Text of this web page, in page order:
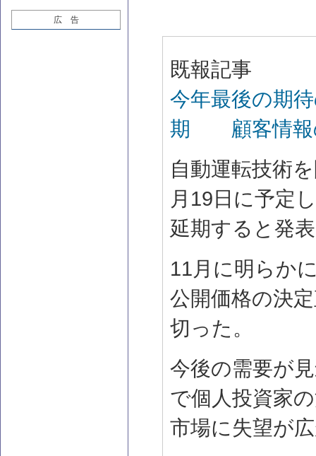
広 告
既報記事
今年最後の期
期 顧客情報
自動運転技術
月19日に予定
延期すると発
11月に明らか
公開価格の決
切った。
今後の需要が
で個人投資家
市場に失望が